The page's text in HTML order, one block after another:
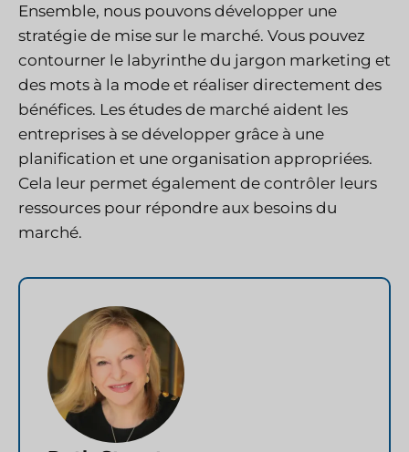
Ensemble, nous pouvons développer une
stratégie de mise sur le marché. Vous pouvez
contourner le labyrinthe du jargon marketing et
des mots à la mode et réaliser directement des
bénéfices. Les études de marché aident les
entreprises à se développer grâce à une
planification et une organisation appropriées.
Cela leur permet également de contrôler leurs
ressources pour répondre aux besoins du
marché.